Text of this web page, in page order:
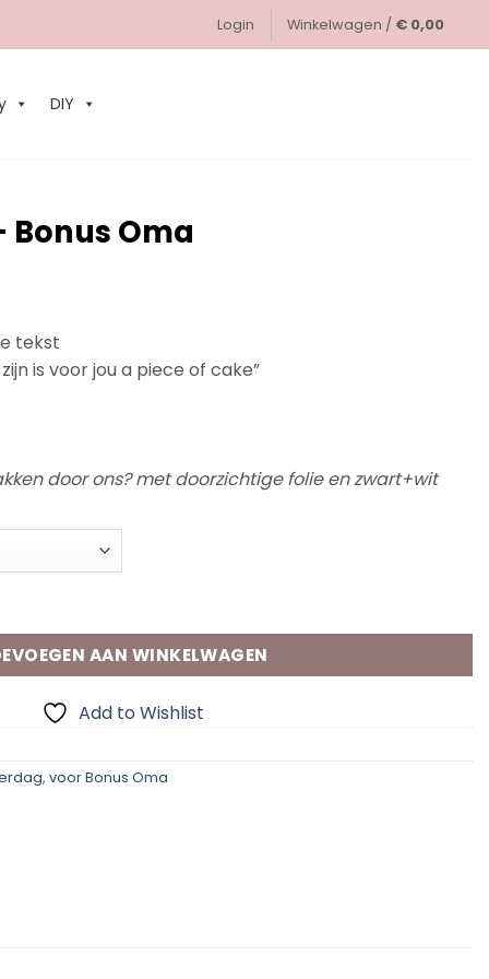
Login Winkelwagen / € 0,00
DIY
Bonus Oma
tekst
is voor jou a piece of cake”
door ons? met doorzichtige folie en zwart+wit
AAN WINKELWAGEN
Add to Wishlist
, voor Bonus Oma